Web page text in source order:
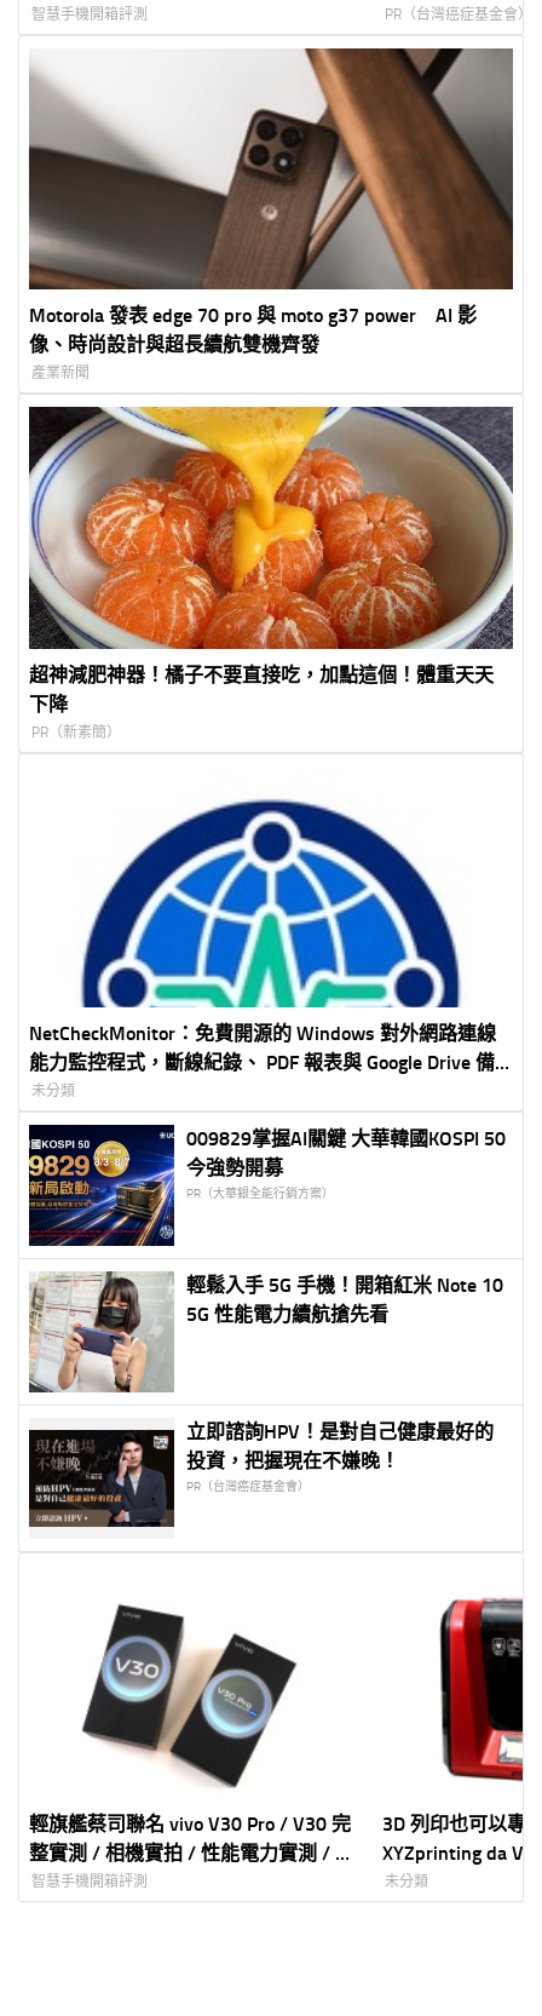
智慧手機開箱評測 PR（台灣癌症基金會）
Motorola 發表 edge 70 pro 與 moto g37 power AI 影
像、時尚設計與超長續航雙機齊發
產業新聞
超神減肥神器！橘子不要直接吃，加點這個！體重天天
下降
PR（新素簡）
NetCheckMonitor：免費開源的 Windows 對外網路連線
能力監控程式，斷線紀錄、 PDF 報表與 Google Drive 備
份一次完成
未分類
009829掌握AI關鍵 大華韓國KOSPI 50
今強勢開募
PR（大華銀全能行銷方案）
輕鬆入手 5G 手機！開箱紅米 Note 10
5G 性能電力續航搶先看
立即諮詢HPV！是對自己健康最好的
投資，把握現在不嫌晚！
PR（台灣癌症基金會）
輕旗艦蔡司聯名 vivo V30 Pro / V30 完
整實測 / 相機實拍 / 性能電力實測 / 選
購建議
智慧手機開箱評測
3D 列印也可以專
XYZprinting da
機開箱！到底好
未分類